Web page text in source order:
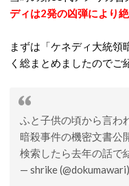
ディは2発の凶弾により
まずは「ケネディ大統領
く総まとめましたのでご
ふと子供の頃から言わ
暗殺事件の機密文書公
検索したら去年の話で
— shrike (@dokumawari)